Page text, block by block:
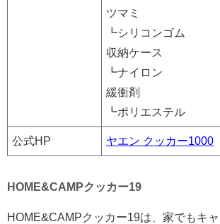
ツマミ
┗シリコンゴム
収納ケース
┗ナイロン
緩衝剤
┗ポリエステル
公式HP ヤエン クッカー1000
HOME&CAMPクッカー19
HOME&CAMPクッカー19は、家でもキ